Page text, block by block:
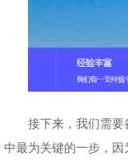
接下来，我们需
中最为关键的一步，